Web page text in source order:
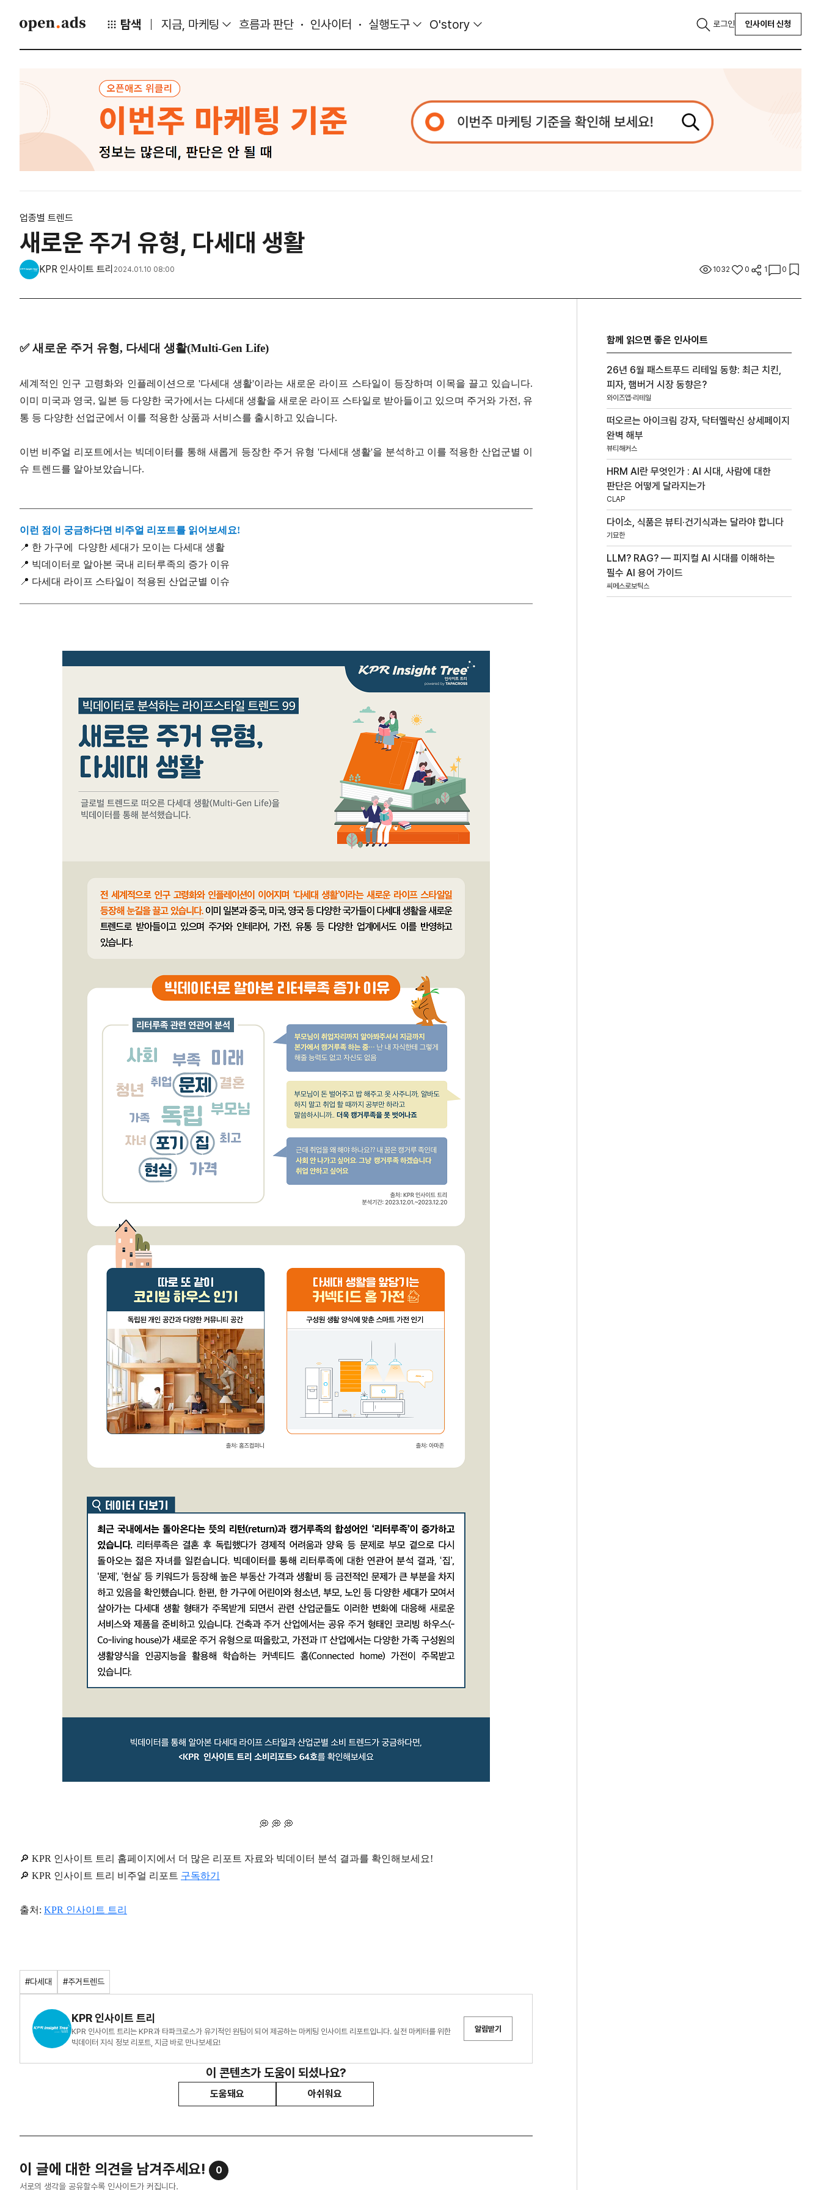
탐색 지금, 마케팅 흐름과 판단 인사이터 실행도구 O'story 로그인 인사이터 신청
업종별 트렌드
새로운 주거 유형, 다세대 생활
KPR 인사이트 트리 2024.01.10 08:00 1032 0 1 0
✅ 새로운 주거 유형, 다세대 생활(Multi-Gen Life)
세계적인 인구 고령화와 인플레이션으로 '다세대 생활'이라는 새로운 라이프 스타일이 등장하며 이목을 끌고 있습니다.
이미 미국과 영국, 일본 등 다양한 국가에서는 다세대 생활을 새로운 라이프 스타일로 받아들이고 있으며 주거와 가전, 유
통 등 다양한 선업군에서 이를 적용한 상품과 서비스를 출시하고 있습니다.
이번 비주얼 리포트에서는 빅데이터를 통해 새롭게 등장한 주거 유형 '다세대 생활'을 분석하고 이를 적용한 산업군별 이
슈 트렌드를 알아보았습니다.
이런 점이 궁금하다면 비주얼 리포트를 읽어보세요!
📍 한 가구에 다양한 세대가 모이는 다세대 생활
📍 빅데이터로 알아본 국내 리터루족의 증가 이유
📍 다세대 라이프 스타일이 적용된 산업군별 이슈
💭 💭 💭
🔎 KPR 인사이트 트리 홈페이지에서 더 많은 리포트 자료와 빅데이터 분석 결과를 확인해보세요!
🔎 KPR 인사이트 트리 비주얼 리포트 구독하기
출처: KPR 인사이트 트리
#다세대 #주거트렌드
KPR 인사이트 트리
KPR 인사이트 트리는 KPR과 타파크로스가 유기적인 원팀이 되어 제공하는 마케팅 인사이트 리포트입니다. 실전 마케터를 위한
빅데이터 지식 정보 리포트, 지금 바로 만나보세요!
알림받기
이 콘텐츠가 도움이 되셨나요?
도움돼요 아쉬워요
이 글에 대한 의견을 남겨주세요! 0
서로의 생각을 공유할수록 인사이트가 커집니다.
함께 읽으면 좋은 인사이트
26년 6월 패스트푸드 리테일 동향: 최근 치킨,
피자, 햄버거 시장 동향은?
와이즈앱·리테일
떠오르는 아이크림 강자, 닥터멜락신 상세페이지
완벽 해부
뷰티해커스
HRM AI란 무엇인가 : AI 시대, 사람에 대한
판단은 어떻게 달라지는가
CLAP
다이소, 식품은 뷰티·건기식과는 달라야 합니다
기묘한
LLM? RAG? — 피지컬 AI 시대를 이해하는
필수 AI 용어 가이드
씨메스로보틱스